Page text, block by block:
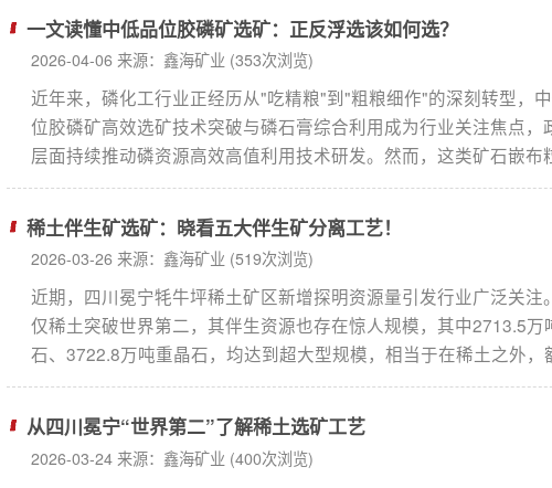
在确保高回收率的前提下，实现萤石与重晶石的高效分离，已成为
企业迫切需要解决的核心技术难题，更是萤石与重晶石选矿行业高
发展的关键突破口。...
一文读懂中低品位胶磷矿选矿：正反浮选该如何选？
2026-04-06 来源：鑫海矿业 (353次浏览)
近年来，磷化工行业正经历从"吃精粮"到"粗粮细作"的深刻转型，
位胶磷矿高效选矿技术突破与磷石膏综合利用成为行业关注焦点，
层面持续推动磷资源高效高值利用技术研发。然而，这类矿石嵌布
细、硅钙镁杂质共生紧密，选矿难度远高于岩浆磷灰岩。在实际生
中，正浮选、反浮选、正反浮选等多种工艺路线令人眼花缭乱，工
错不仅回收率低，还会造成药剂浪费。本文基于胶磷矿矿物学特征
选机理，系统梳理各工艺适用边界，帮助您根据矿石特性选择适宜
矿工艺。...
稀土伴生矿选矿：晓看五大伴生矿分离工艺！
2026-03-26 来源：鑫海矿业 (519次浏览)
近期，四川冕宁牦牛坪稀土矿区新增探明资源量引发行业广泛关注
仅稀土突破世界第二，其伴生资源也存在惊人规模，其中2713.5万
石、3722.8万吨重晶石，均达到超大型规模，相当于在稀土之外，
发现了两座“宝藏矿山”。本期我们将围绕稀土矿来介绍其伴生矿的
从四川冕宁“世界第二”了解稀土选矿工艺
2026-03-24 来源：鑫海矿业 (400次浏览)